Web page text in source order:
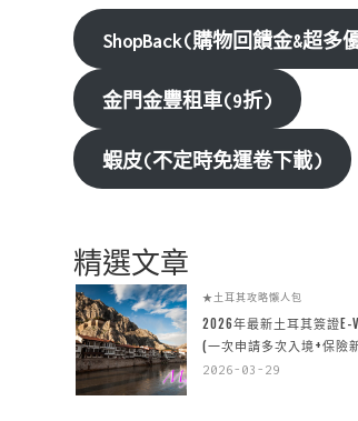
ShopBack(購物回饋金&超多
金門金豐租車(9折)
蝦皮(不定時免運卷下載)
精選文章
★土耳其攻略懶人包
2026年最新土耳其簽證E-
(一次申請多次入境+保險
2026-03-29